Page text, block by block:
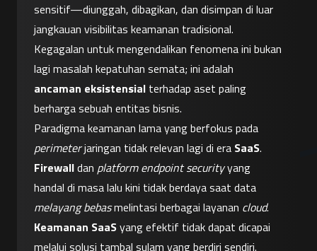
sensitif—diunggah, dibagikan, dan disimpan di luar
jangkauan visibilitas keamanan tradisional.
Kegagalan untuk mengendalikan fenomena ini bukan
ancaman eksistensial terhadap aset paling
berharga sebuah entitas bisnis.
perimeter jaringan tidak relevan lagi di era SaaS
Firewall dan platform endpoint security yang
melayang bebas melintasi berbagai layanan cloud
Keamanan SaaS yang efektif tidak dapat dicapai
melalui solusi tambal sulam yang berdiri sendiri.